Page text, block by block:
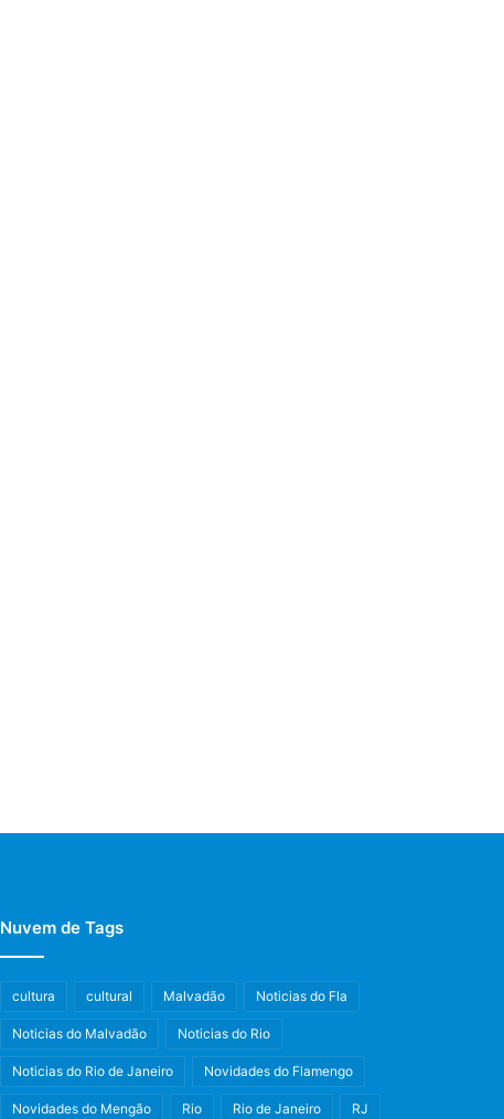
Nuvem de Tags
cultura cultural Malvadão Noticias do Fla
Noticias do Malvadão Noticias do Rio
Noticias do Rio de Janeiro Novidades do Flamengo
Novidades do Mengão Rio Rio de Janeiro RJ